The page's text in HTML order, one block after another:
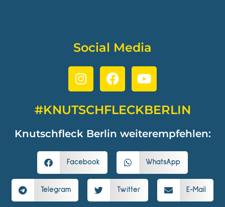
Social Media
#KNUTSCHFLECKBERLIN
Knutschfleck Berlin weiterempfehlen:
Facebook WhatsApp
Telegram Twitter E-Mail